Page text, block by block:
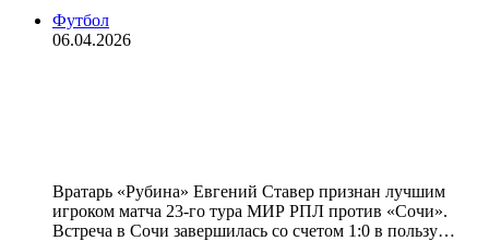
Футбол
06.04.2026
Вратарь «Рубина» Евгений Ставер признан лучшим
игроком матча 23‑го тура МИР РПЛ против «Сочи».
Встреча в Сочи завершилась со счетом 1:0 в пользу…